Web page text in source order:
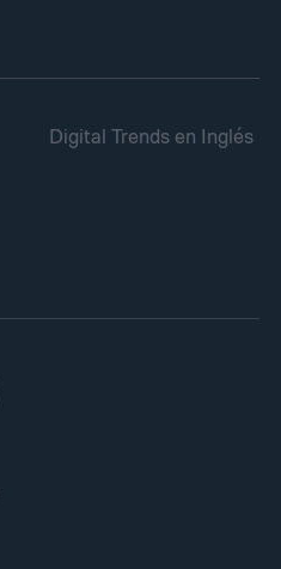
Digital Trends en Inglés